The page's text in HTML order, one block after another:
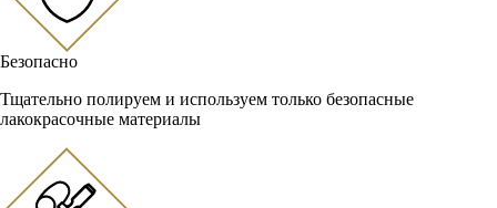
Безопасно
Тщательно полируем и используем только безопасные
лакокрасочные материалы